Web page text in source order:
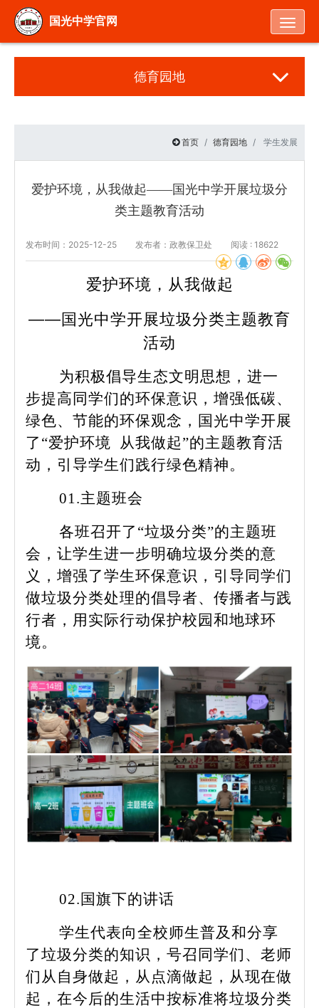
国光中学官网
德育园地
首页 德育园地 学生发展
爱护环境，从我做起——国光中学开展垃圾分
类主题教育活动
发布时间：2025-12-25 发布者：政教保卫处 阅读 : 18622
爱护环境，从我做起
——国光中学开展垃圾分类主题教育
活动
为积极倡导生态文明思想，进一
步提高同学们的环保意识，增强低碳、
绿色、节能的环保观念，国光中学开展
了“爱护环境 从我做起”的主题教育活
动，引导学生们践行绿色精神。
01.主题班会
各班召开了“垃圾分类”的主题班
会，让学生进一步明确垃圾分类的意
义，增强了学生环保意识，引导同学们
做垃圾分类处理的倡导者、传播者与践
行者，用实际行动保护校园和地球环
境。
02.国旗下的讲话
学生代表向全校师生普及和分享
了垃圾分类的知识，号召同学们、老师
们从自身做起，从点滴做起，从现在做
起，在今后的生活中按标准将垃圾分类